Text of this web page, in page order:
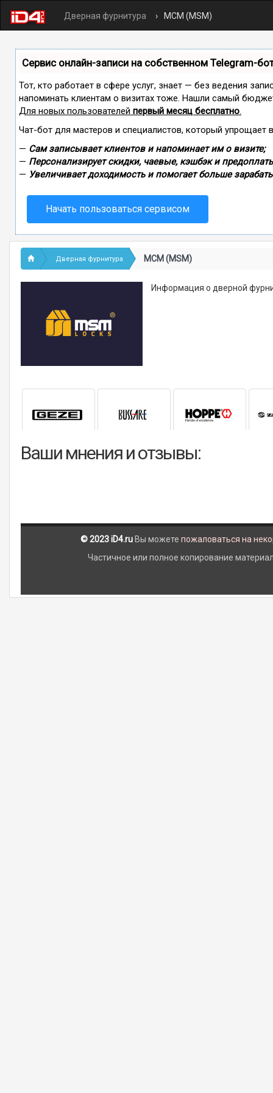
Дверная фурнитура МСМ (MSM)
Сервис онлайн-записи на собственном Telegram-
Тот, кто работает в сфере услуг, знает — без ведения
напоминать клиентам о визитах тоже. Нашли самый
Для новых пользователей первый месяц бесплатно.
Чат-бот для мастеров и специалистов, который упрощает
— Сам записывает клиентов и напоминает им о визите;
— Персонализирует скидки, чаевые, кэшбэк и
— Увеличивает доходимость и помогает больше
Начать пользоваться сервисом
Дверная фурнитура МСМ (MSM)
Информация о дверной
Ваши мнения и отзывы:
© 2023 iD4.ru Вы можете пожаловаться на
Частичное или полное копирование